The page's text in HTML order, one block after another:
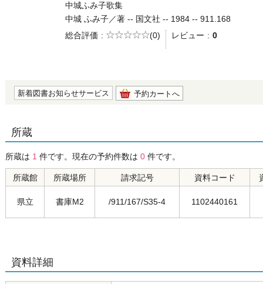
中城ふみ子歌集
中城 ふみ子／著 -- 国文社 -- 1984 -- 911.168
総合評価
5段階評価
(0) レビュー 0
新着図書お知らせサービス 予約カートへ
所蔵
所蔵は 1 件です。現在の予約件数は 0 件です。
所蔵館 所蔵場所 請求記号 資料コード
県立 書庫M2 /911/167/S35-4 1102440161
資料詳細